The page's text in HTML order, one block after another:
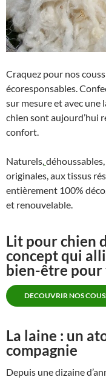
Craquez pour nos
écoresponsables.
sur mesure et avec une
chien sont aujourd’hui
confort.
Naturels,
originales, aux tissus
entièrement 100%
et renouvelable.
Lit pour chien
concept qui
bien-être pour
DECOUVRIR NOS
La laine : un
compagnie
Depuis une dizaine